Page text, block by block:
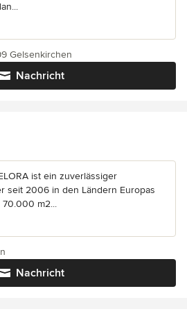
Nachricht
Gelsenkirchen
ist ein zuverlässiger
seit 2006 in den Ländern Europas
70.000 m2...
Nachricht